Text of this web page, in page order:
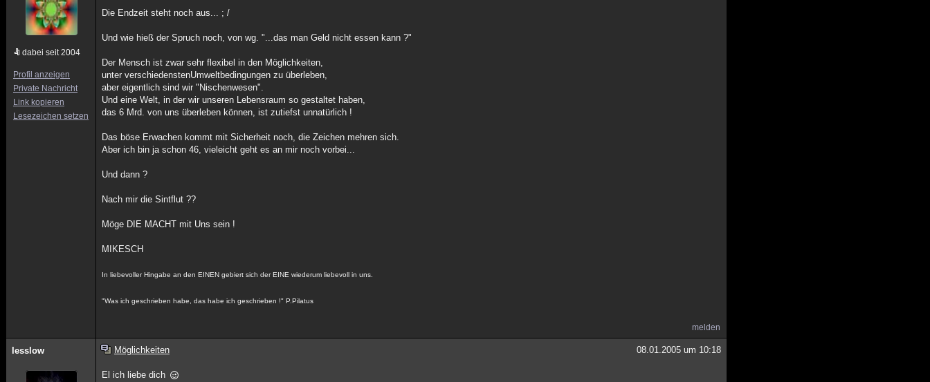
dabei seit 2004
Profil anzeigen
Private Nachricht
Link kopieren
Lesezeichen setzen
Die Endzeit steht noch aus... ; /
Und wie hieß der Spruch noch, von wg. "...das man Geld nicht essen kann ?"
Der Mensch ist zwar sehr flexibel in den Möglichkeiten,
unter verschiedenstenUmweltbedingungen zu überleben,
aber eigentlich sind wir "Nischenwesen".
Und eine Welt, in der wir unseren Lebensraum so gestaltet haben,
das 6 Mrd. von uns überleben können, ist zutiefst unnatürlich !
Das böse Erwachen kommt mit Sicherheit noch, die Zeichen mehren sich.
Aber ich bin ja schon 46, vieleicht geht es an mir noch vorbei...
Und dann ?
Nach mir die Sintflut ??
Möge DIE MACHT mit Uns sein !
MIKESCH
In liebevoller Hingabe an den EINEN gebiert sich der EINE wiederum liebevoll in uns.
"Was ich geschrieben habe, das habe ich geschrieben !" P.Pilatus
melden
lesslow Möglichkeiten 08.01.2005 um 10:18
El ich liebe dich